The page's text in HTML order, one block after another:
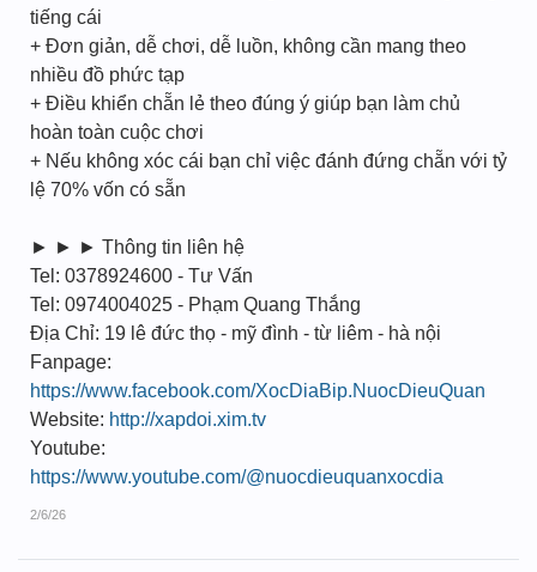
tiếng cái
+ Đơn giản, dễ chơi, dễ luồn, không cần mang theo
nhiều đồ phức tạp
+ Điều khiển chẵn lẻ theo đúng ý giúp bạn làm chủ
hoàn toàn cuộc chơi
+ Nếu không xóc cái bạn chỉ việc đánh đứng chẵn với tỷ
lệ 70% vốn có sẵn
► ► ► Thông tin liên hệ
Tel: 0378924600 - Tư Vấn
Tel: 0974004025 - Phạm Quang Thắng
Địa Chỉ: 19 lê đức thọ - mỹ đình - từ liêm - hà nội
Fanpage:
https://www.facebook.com/XocDiaBip.NuocDieuQuan
Website: http://xapdoi.xim.tv
Youtube:
https://www.youtube.com/@nuocdieuquanxocdia
2/6/26